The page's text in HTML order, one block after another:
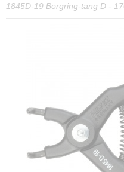
1845D-19 Borgring-tang D -